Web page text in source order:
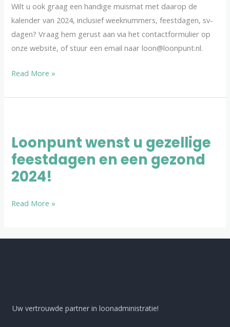
Wilt u ook graag een handige muismat met daarop de
kalender van 2024, inclusief weeknummers, feestdagen, sv-
dagen? Vraag hem gerust aan via het contactformulier op
onze website, of stuur een email naar loon@loonpunt.nl.
Read More »
Loonpunt wenst u gezellige
feestdagen en een gezond
2024!
u
gezellige
feestdagen
en
een
Read More »
Uw vertrouwde partner in loonadministratie!